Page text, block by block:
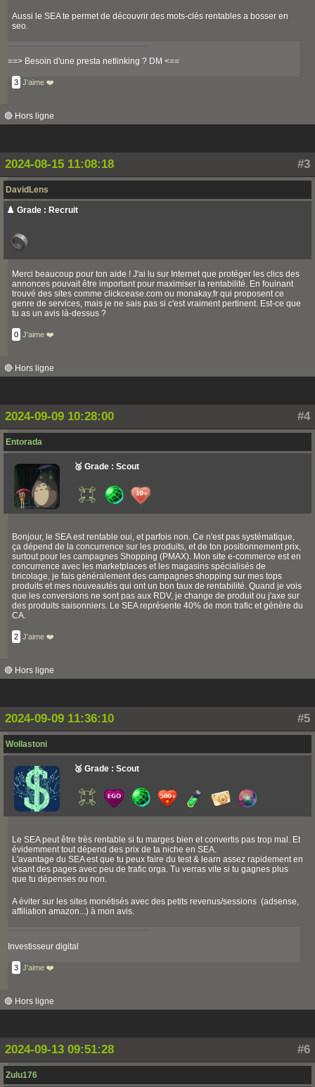
Aussi le SEA te permet de découvrir des mots-clés rentables a bosser en
seo.
==> Besoin d'une presta netlinking ? DM <==
3 J'aime ❤️
🔴 Hors ligne
#3
2024-08-15 11:08:18
DavidLens
♟️ Grade : Recruit
Merci beaucoup pour ton aide ! J'ai lu sur Internet que protéger les clics des
annonces pouvait être important pour maximiser la rentabilité. En fouinant
trouvé des sites comme clickcease.com ou monakay.fr qui proposent ce
genre de services, mais je ne sais pas si c'est vraiment pertinent. Est-ce que
tu as un avis là-dessus ?
0 J'aime ❤️
🔴 Hors ligne
#4
2024-09-09 10:28:00
Entorada
🥉 Grade : Scout
Bonjour, le SEA est rentable oui, et parfois non. Ce n'est pas systématique,
ça dépend de la concurrence sur les produits, et de ton positionnement prix,
surtout pour les campagnes Shopping (PMAX). Mon site e-commerce est en
concurrence avec les marketplaces et les magasins spécialisés de
bricolage, je fais généralement des campagnes shopping sur mes tops
produits et mes nouveautés qui ont un bon taux de rentabilité. Quand je vois
que les conversions ne sont pas aux RDV, je change de produit ou j'axe sur
des produits saisonniers. Le SEA représente 40% de mon trafic et génère du
CA.
2 J'aime ❤️
🔴 Hors ligne
#5
2024-09-09 11:36:10
Wollastoni
🥉 Grade : Scout
Le SEA peut être très rentable si tu marges bien et convertis pas trop mal. Et
évidemment tout dépend des prix de ta niche en SEA.
L'avantage du SEA est que tu peux faire du test & learn assez rapidement en
visant des pages avec peu de trafic orga. Tu verras vite si tu gagnes plus
que tu dépenses ou non.
A éviter sur les sites monétisés avec des petits revenus/sessions (adsense,
affiliation amazon...) à mon avis.
Investisseur digital
3 J'aime ❤️
🔴 Hors ligne
#6
2024-09-13 09:51:28
Zulu176